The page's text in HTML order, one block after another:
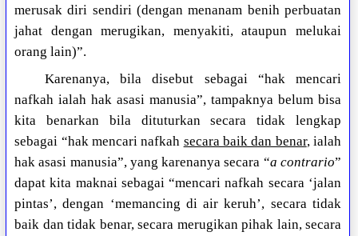
merusak diri sendiri (dengan menanam benih perbuatan
jahat dengan merugikan, menyakiti, ataupun melukai
orang lain)”.
Karenanya, bila disebut sebagai “hak mencari
nafkah ialah hak asasi manusia”, tampaknya belum bisa
kita benarkan bila dituturkan secara tidak lengkap
sebagai “hak mencari nafkah secara baik dan benar, ialah
hak asasi manusia”, yang karenanya secara “a contrario”
dapat kita maknai sebagai “mencari nafkah secara ‘jalan
pintas’, dengan ‘memancing di air keruh’, secara tidak
baik dan tidak benar, secara merugikan pihak lain, secara